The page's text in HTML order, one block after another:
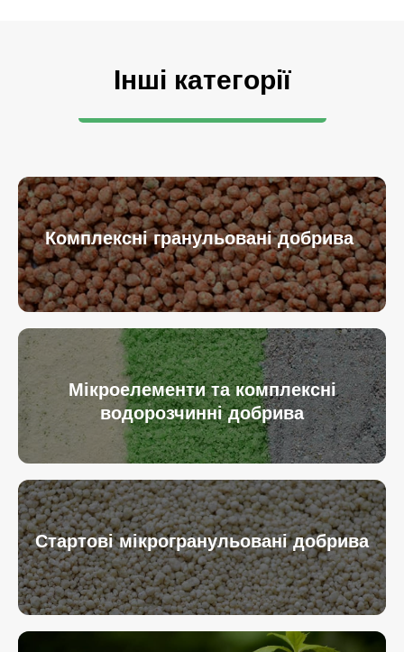
Інші категорії
Комплексні гранульовані добрива
Мікроелементи та комплексні
водорозчинні добрива
Стартові мікрогранульовані добрива